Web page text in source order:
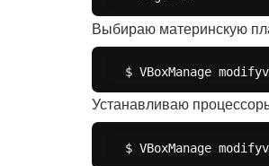
Выбираю материнскую
Устанавливаю